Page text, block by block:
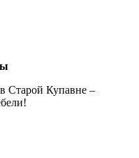
Старой Купавне –